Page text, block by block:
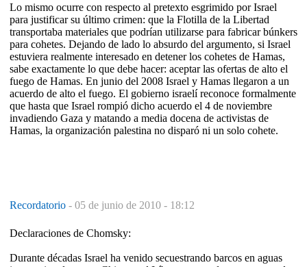
Lo mismo ocurre con respecto al pretexto esgrimido por Israel
para justificar su último crimen: que la Flotilla de la Libertad
transportaba materiales que podrían utilizarse para fabricar búnkers
para cohetes. Dejando de lado lo absurdo del argumento, si Israel
estuviera realmente interesado en detener los cohetes de Hamas,
sabe exactamente lo que debe hacer: aceptar las ofertas de alto el
fuego de Hamas. En junio del 2008 Israel y Hamas llegaron a un
acuerdo de alto el fuego. El gobierno israelí reconoce formalmente
que hasta que Israel rompió dicho acuerdo el 4 de noviembre
invadiendo Gaza y matando a media docena de activistas de
Hamas, la organización palestina no disparó ni un solo cohete.
Recordatorio - 05 de junio de 2010 - 18:12
Declaraciones de Chomsky:
Durante décadas Israel ha venido secuestrando barcos en aguas